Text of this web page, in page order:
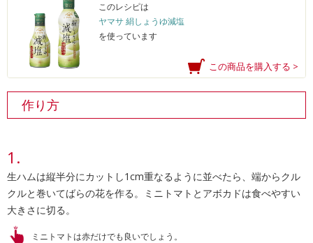
このレシピは
ヤマサ 絹しょうゆ減塩
を使っています
この商品を購入する >
作り方
生ハムは縦半分にカットし1cm重なるように並べたら、端からクル
クルと巻いてばらの花を作る。ミニトマトとアボカドは食べやすい
大きさに切る。
ミニトマトは赤だけでも良いでしょう。